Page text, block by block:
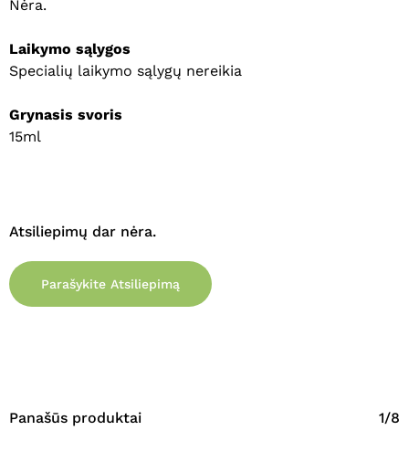
Nėra.
Laikymo sąlygos
Specialių laikymo sąlygų nereikia
Grynasis svoris
15ml
Atsiliepimų dar nėra.
Parašykite Atsiliepimą
Panašūs produktai 1/8